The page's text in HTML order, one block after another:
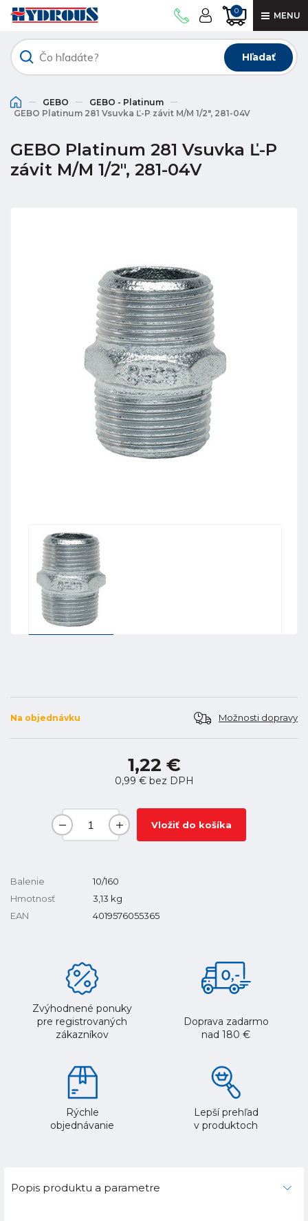
0 MENU
Hľadať
GEBO
GEBO - Platinum
GEBO Platinum 281 Vsuvka Ľ-P závit M/M 1/2", 281-04V
GEBO Platinum 281 Vsuvka Ľ-P
závit M/M 1/2", 281-04V
Na objednávku Možnosti dopravy
1,22 €
0,99 €bez DPH
Vložiť do košíka
Balenie
10/160
Hmotnosť
3,13 kg
EAN
4019576055365
Zvýhodnené ponuky
pre registrovaných
zákazníkov
Doprava zadarmo
nad 180 €
Rýchle
objednávanie
Lepší prehľad
v produktoch
Popis produktu a parametre